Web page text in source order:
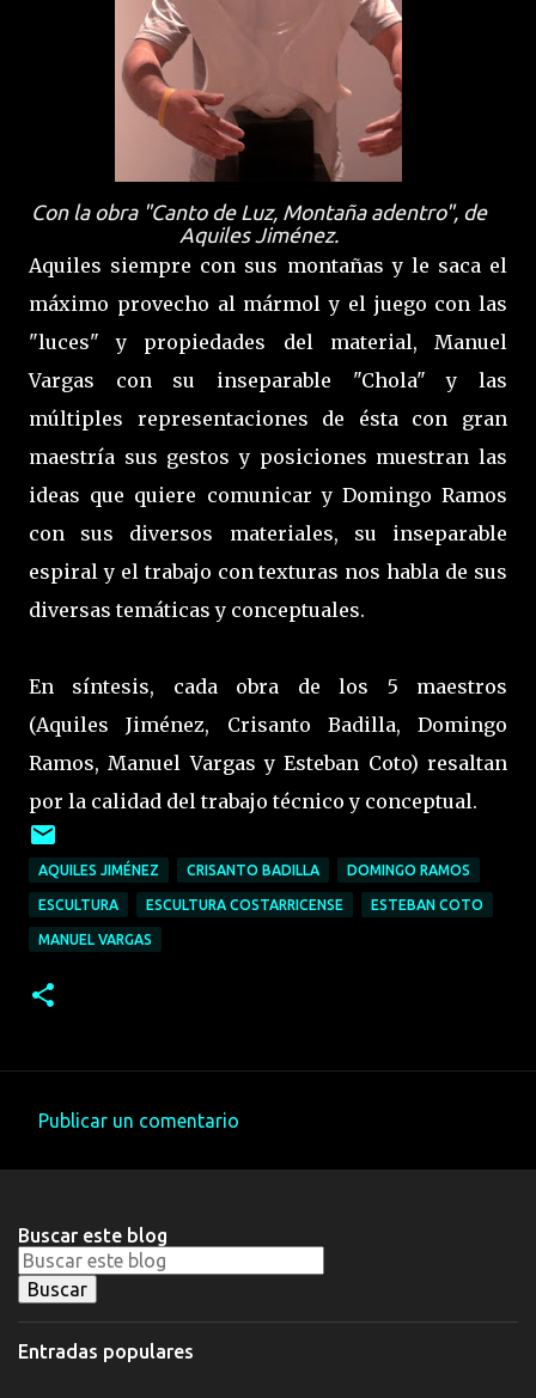
Con la obra "Canto de Luz, Montaña adentro", de
Aquiles Jiménez.
Aquiles siempre con sus montañas y le saca el
máximo provecho al mármol y el juego con las
"luces" y propiedades del material, Manuel
Vargas con su inseparable "Chola" y las
múltiples representaciones de ésta con gran
maestría sus gestos y posiciones muestran las
ideas que quiere comunicar y Domingo Ramos
con sus diversos materiales, su inseparable
espiral y el trabajo con texturas nos habla de sus
diversas temáticas y conceptuales.
En síntesis, cada obra de los 5 maestros
(Aquiles Jiménez, Crisanto Badilla, Domingo
Ramos, Manuel Vargas y Esteban Coto) resaltan
por la calidad del trabajo técnico y conceptual.
AQUILES JIMÉNEZ CRISANTO BADILLA DOMINGO RAMOS
ESCULTURA ESCULTURA COSTARRICENSE ESTEBAN COTO
MANUEL VARGAS
e
n
t
a
Publicar un comentario
Buscar este blog
Entradas populares